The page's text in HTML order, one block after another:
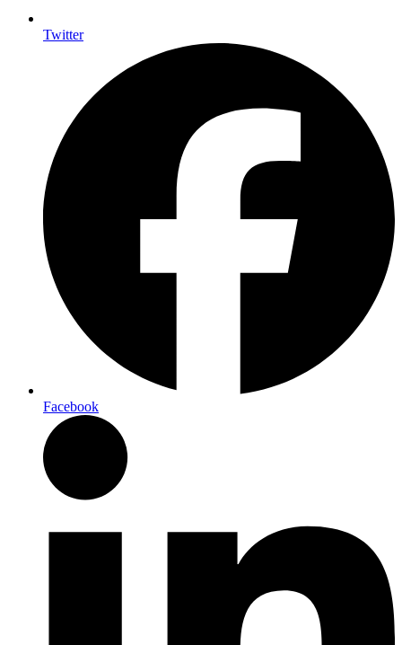
Twitter
Facebook